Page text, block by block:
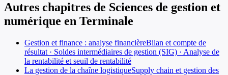
Autres chapitres de Sciences de gestion et
numérique en Terminale
Gestion et finance : analyse financièreBilan et compte de
résultat · Soldes intermédiaires de gestion (SIG) · Analyse de
la rentabilité et seuil de rentabilité
La gestion de la chaîne logistiqueSupply chain et gestion des